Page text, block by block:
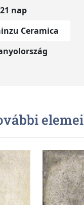
nap
Ceramica
elemei